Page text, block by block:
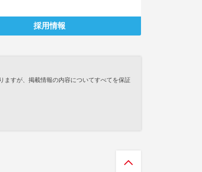
採用情報
ますが、掲載情報の内容についてすべてを保証